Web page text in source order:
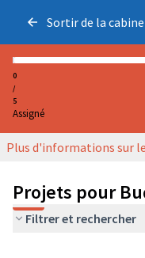
Sortir de la
0
/
5
Assigné
Plus d'informations sur
Projets pour
Filtrer et rechercher